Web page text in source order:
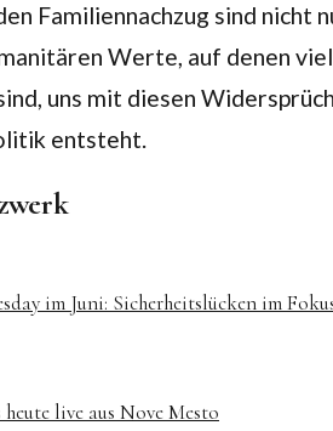
Familiennachzug sind
Werte, auf denen
uns mit diesen
entsteht.
im Juni: Sicherheitslücken im
live aus Nove Mesto